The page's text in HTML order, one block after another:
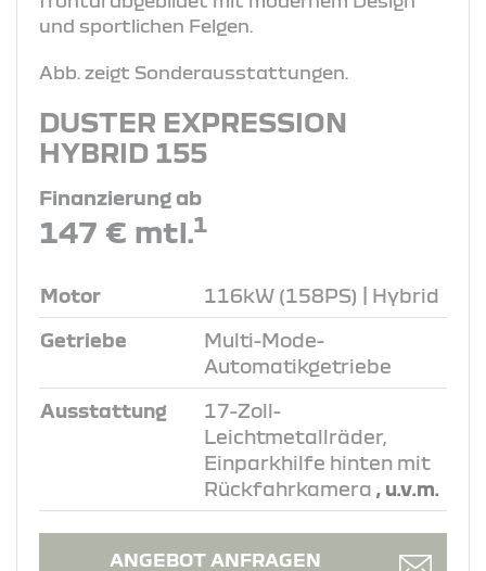
Abb. zeigt Sonderausstattungen.
DUSTER EXPRESSION
HYBRID 155
Finanzierung ab
147 € mtl.1
Motor 116kW (158PS) | Hybrid
Getriebe
Multi-Mode-
Automatikgetriebe
Ausstattung
17-Zoll-
Leichtmetallräder,
Einparkhilfe hinten mit
Rückfahrkamera , u.v.m.
ANGEBOT ANFRAGEN